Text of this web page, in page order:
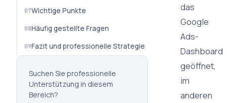
Wichtige Punkte
Häufig gestellte Fragen
Fazit und professionelle Strategie
Suchen Sie professionelle
Unterstützung in diesem
Bereich?
das
Google
Ads-
Dashboard
geöffnet,
im
anderen